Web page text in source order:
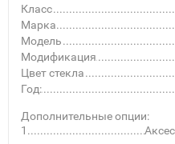
Класс
Марка
Модель
Модификация
Цвет стекла
Год:
Дополнительные опции:
1